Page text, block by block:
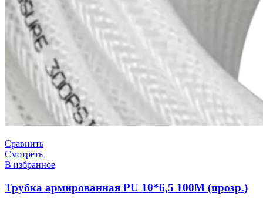
Сравнить
Смотреть
В избранное
Трубка армированная PU 10*6,5 100M (прозр.)